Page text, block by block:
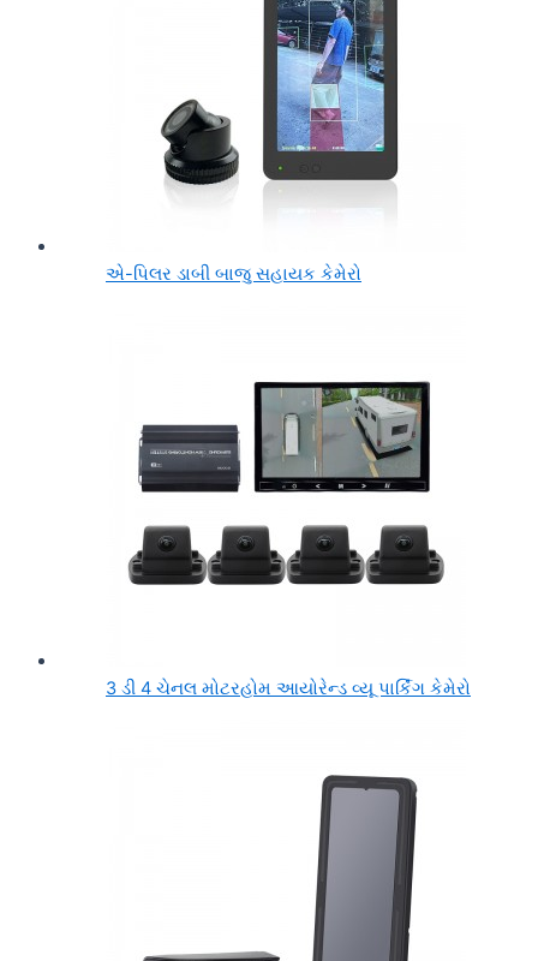
એ-પિલર ડાબી બાજુ સહાયક કેમેરો
3 ડી 4 ચેનલ મોટરહોમ આયોરેન્ડ વ્યૂ પાર્કિંગ કેમેરો